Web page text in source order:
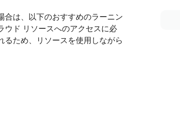
合は、以下のおすすめのラーニン
ウド リソースへのアクセスに必
るため、リソースを使用しながら